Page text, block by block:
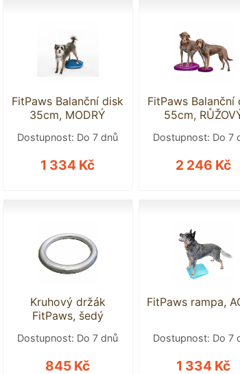
FitPaws Balanční disk
35cm, MODRÝ
Dostupnost: Do 7 dnů
1 334 Kč
FitPaws Balanční
55cm,
Dostupnost: Do 7
2 246 Kč
Kruhový držák
FitPaws, šedý
Dostupnost: Do 7 dnů
845 Kč
FitPaws rampa,
Dostupnost: Do 7
1 334 Kč